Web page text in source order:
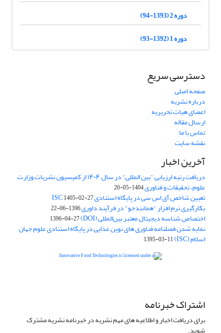
دوره 2 (1393-94)
دوره 1 (1392-93)
دسترسی سریع
صفحه اصلی
درباره نشریه
اعضای هیات تحریریه
ارسال مقاله
تماس با ما
نقشه سایت
آخرین اخبار
دریافت رتبه ارزیابی "بین المللی" در سال ۱۴۰۴ از کمیسیون نشریات وزارت
علوم، تحقیقات و فناوری1404-05-20
تعیین شاخص آی اس سی در پایگاه استنادی ISC1405-02-27
بکارگیری نرم افزار "همانندجو" در فرآیند داوری1396-06-22
اختصاص شناسه دیجیتال معتبر بین‌المللی (DOI) 1396-04-27
نمایه شدن فصلنامه فناوری های نوین غذایی در پایگاه استنادی علوم جهان
اسلام (ISC) 1395-03-11
اشتراک خبرنامه
برای دریافت اخبار و اطلاعیه های مهم نشریه در خبرنامه نشریه مشترک
شوید.